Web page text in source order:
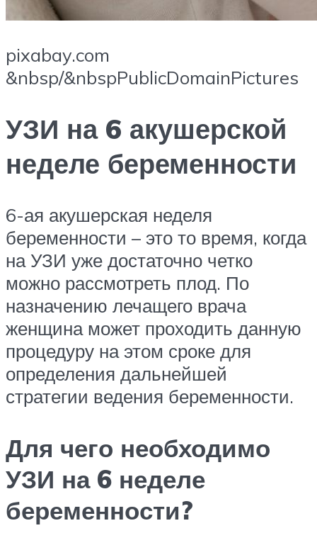
pixabay.com
&nbsp/&nbspPublicDomainPictures
УЗИ на 6 акушерской
неделе беременности
6-ая акушерская неделя
беременности – это то время, когда
на УЗИ уже достаточно четко
можно рассмотреть плод. По
назначению лечащего врача
женщина может проходить данную
процедуру на этом сроке для
определения дальнейшей
стратегии ведения беременности.
Для чего необходимо
УЗИ на 6 неделе
беременности?